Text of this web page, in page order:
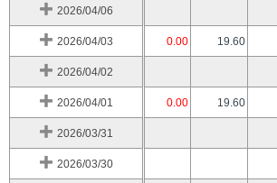
2026/04/06
2026/04/03 0.00 19.60
2026/04/02
2026/04/01 0.00 19.60
2026/03/31
2026/03/30